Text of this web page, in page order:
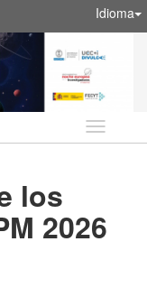
Idioma
Idioma
los
2026